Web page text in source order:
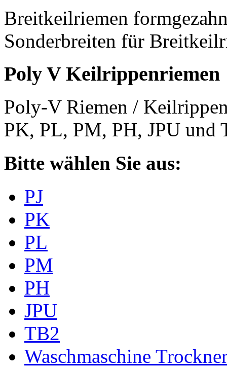
Breitkeilriemen
Sonderbreiten für
Poly V Keilrippenriemen
Poly-V Riemen /
PK, PL, PM, PH, JPU und
Bitte wählen Sie aus:
PJ
PK
PL
PM
PH
JPU
TB2
Waschmaschine